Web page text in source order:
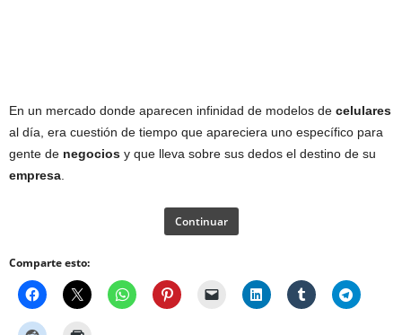
En un mercado donde aparecen infinidad de modelos de celulares
al día, era cuestión de tiempo que apareciera uno específico para
gente de negocios y que lleva sobre sus dedos el destino de su
empresa.
Continuar
Comparte esto: